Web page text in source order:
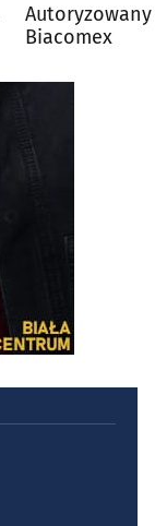
Autoryzowany
Biacomex